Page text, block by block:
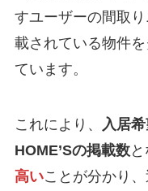
すユーザーの間取
載されている物件
ています。
これにより、
入居
HOME’Sの掲載数と
高いことが分かり